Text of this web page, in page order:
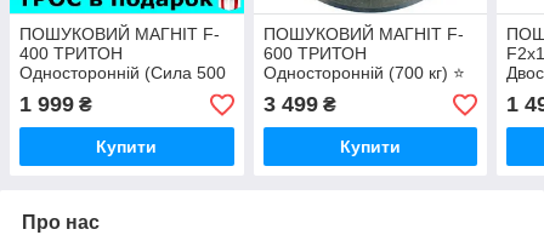
ПОШУКОВИЙ МАГНІТ F-
400 ТРИТОН
Односторонній (Сила 500
кг) ⭐ + ТРОС у
ПОДАРУНОК! +
БЕЗКОШТОВНА
ДОСТАВКА
1 999 ₴
Купити
ПОШУКОВИЙ МАГНІТ F-
600 ТРИТОН
Односторонній (700 кг) ⭐
+ ТРОС у ПОДАРУНОК! +
БЕЗКОШТОВНА
ДОСТАВКА
3 499₴
Купити
кг)
1
Про нас